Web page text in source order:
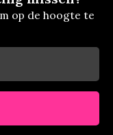
op de hoogte te